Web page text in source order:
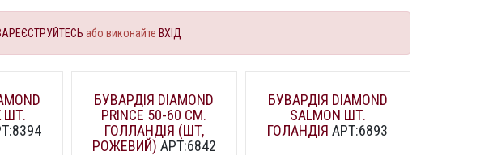
або виконайте ВХІД
ШТ.
БУВАРДІЯ DIAMOND
PRINCE 50-60 СМ.
ГОЛЛАНДІЯ (ШТ,
РОЖЕВИЙ) АРТ:6842
БУВАРДІЯ DIAMOND
SALMON ШТ.
ГОЛАНДІЯ АРТ:6893